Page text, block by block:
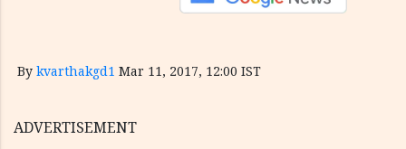
By kvarthakgd1 Mar 11, 2017, 12:00 IST
ADVERTISEMENT